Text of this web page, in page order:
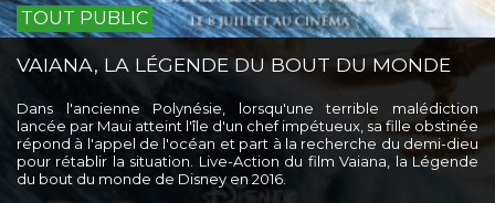
TOUT PUBLIC
VAIANA, LA LÉGENDE DU BOUT DU MONDE
Dans l'ancienne Polynésie, lorsqu'une terrible malédiction
lancée par Maui atteint l'île d'un chef impétueux, sa fille obstinée
répond à l'appel de l'océan et part à la recherche du demi-dieu
pour rétablir la situation. Live-Action du film Vaiana, la Légende
du bout du monde de Disney en 2016.